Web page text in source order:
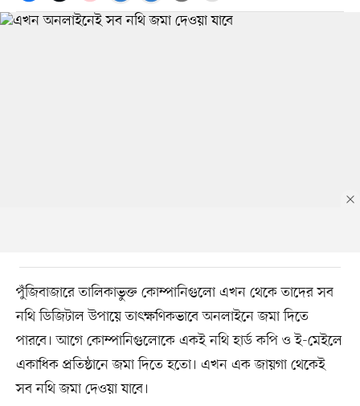
পুঁজিবাজারে তালিকাভুক্ত কোম্পানিগুলো এখন থেকে তাদের সব
নথি ডিজিটাল উপায়ে তাৎক্ষণিকভাবে অনলাইনে জমা দিতে
পারবে। আগে কোম্পানিগুলোকে একই নথি হার্ড কপি ও ই-মেইলে
একাধিক প্রতিষ্ঠানে জমা দিতে হতো। এখন এক জায়গা থেকেই
সব নথি জমা দেওয়া যাবে।